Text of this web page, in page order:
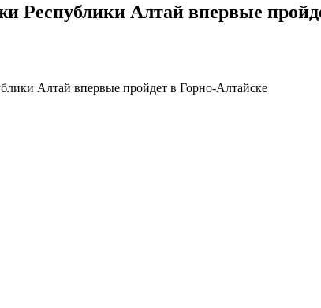
Республики Алтай впервые
Алтай впервые пройдет в Горно-Алтайске